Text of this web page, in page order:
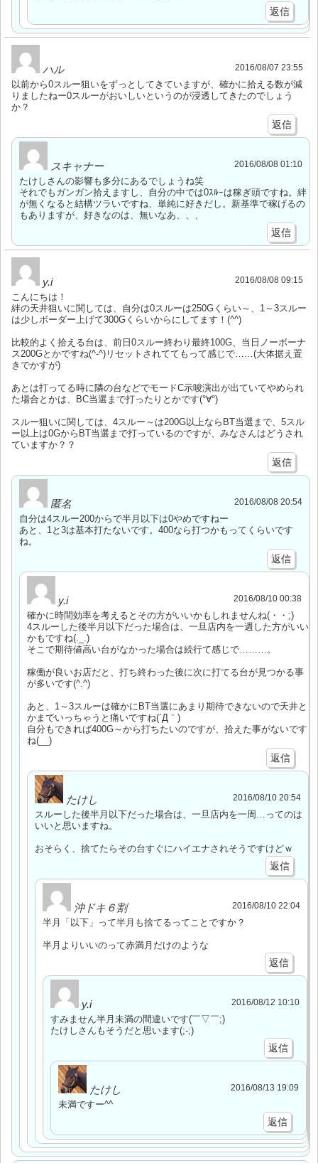
返信
ハル 2016/08/07 23:55
以前から0スルー狙いをずっとしてきていますが、確かに拾える数が減
りましたねー0スルーがおいしいというのが浸透してきたのでしょう
か？
返信
スキャナー 2016/08/08 01:10
たけしさんの影響も多分にあるでしょうね笑
それでもガンガン拾えますし、自分の中では0ｽﾙｰは稼ぎ頭ですね。絆
が無くなると結構ツラいですね、単純に好きだし。新基準で稼げるの
もありますが、好きなのは、無いなあ、、、
返信
y.i 2016/08/08 09:15
こんにちは！
絆の天井狙いに関しては、自分は0スルーは250Gくらい～、1～3スルー
は少しボーダー上げて300Gくらいからにしてます！(^^)
比較的よく拾える台は、前日0スルー終わり最終100G、当日ノーボーナ
ス200Gとかですね(^-^)リセットされててもって感じで……(大体据え置
きでかすが)
あとは打ってる時に隣の台などでモードC示唆演出が出ていてやめられ
た場合とかは、BC当選まで打ったりとかです(°∀°)
スルー狙いに関しては、4スルー～は200G以上ならBT当選まで、5スル
ー以上は0GからBT当選まで打っているのですが、みなさんはどうされ
ていますか？？
返信
匿名 2016/08/08 20:54
自分は4スルー200からで半月以下は0やめですねー
あと、1と3は基本打たないです。400なら打つかもってくらいです
ね。
返信
y.i 2016/08/10 00:38
確かに時間効率を考えるとその方がいいかもしれませんね(・・;)
4スルーした後半月以下だった場合は、一旦店内を一週した方がいい
かもですね(._.)
そこで期待値高い台がなかった場合は続行て感じで………。
稼働が良いお店だと、打ち終わった後に次に打てる台が見つかる事
が多いです(^.^)
あと、1～3スルーは確かにBT当選にあまり期待できないので天井と
かまでいっちゃうと痛いですね(´Д｀)
自分もできれば400G～から打ちたいのですが、拾えた事がないです
ね(__)
返信
たけし 2016/08/10 20:54
スルーした後半月以下だった場合は、一旦店内を一周…ってのは
いいと思いますね。
おそらく、捨てたらその台すぐにハイエナされそうですけどｗ
返信
沖ドキ６割 2016/08/10 22:04
半月「以下」って半月も捨てるってことですか？
半月よりいいのって赤満月だけのような
返信
y.i 2016/08/12 10:10
すみません半月未満の間違いです(￣▽￣;)
たけしさんもそうだと思います(;-;)
返信
たけし 2016/08/13 19:09
未満ですー^^
返信